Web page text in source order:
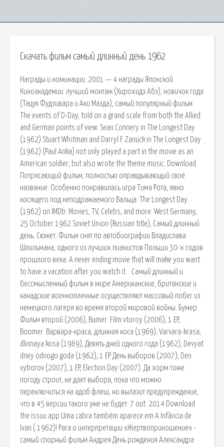
Скачать фильм самый длинный день 1962
Награды и номинации. 2001 — 4 награды Японской
Киноакадемии: лучший монтаж (Хирохидэ Абэ), новичок года
(Тацуя Фудзивара и Аки Маэда), самый популярный фильм.
The events of D-Day, told on a grand scale from both the Allied
and German points of view. Sean Connery in The Longest Day
(1962) Stuart Whitman and Darryl F. Zanuck in The Longest Day
(1962) (Paul Anka) not only played a part in the movie as an
American soldier, but also wrote the theme music. Download.
Потрясающий фильм, полностью оправдывающий своё
название. Особенно понравилась игра Тима Рота, явно
косящего под неподражаемого Вальца. The Longest Day
(1962) on IMDb: Movies, TV, Celebs, and more. West Germany,
25 October 1962 Soviet Union (Russian title), Самый длинный
день. Сюжет. Фильм снят по автобиографии Владислава
Шпильмана, одного из лучших пианистов Польши 30-х годов
прошлого века. A never ending movie that will make you want
to have a vacation after you watch it. . Самый длинный и
бессмысленный фильм в мире Американские, британские и
канадские военнопленные осуществляют массовый побег из
немецкого лагеря во время второй мировой войны. Бумер.
Фильм второй (2006), Bumer: Film vtoroy (2006), 1 EP,
Boomer. Варвара-краса, длинная коса (1969), Varvara-krasa,
dlinnaya kosa (1969), Девять дней одного года (1962), Devyat
dney odnogo goda (1962), 1 EP День выборов (2007), Den
vyborov (2007), 1 EP, Election Day (2007). Да хорм тоже
погоду строит, не дает выбора, пока что можно
переключиться на адоб флеш, но вылазит предупреждение,
что в 45 версии такого уже не будет. 7 out. 2014 Download
the issuu app Uma cabra também aparece em A Infância de
Ivan ( 1962)! Para o интерпретации «Жертвоприношение» -
самый спорный фильм Андрея День рождения Александра